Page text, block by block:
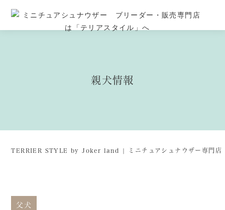
親犬情報
TERRIER STYLE by Joker land | ミニチュアシュナウザー専門店
父犬